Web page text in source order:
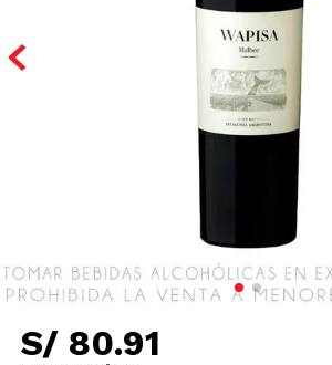
S/ 80.91